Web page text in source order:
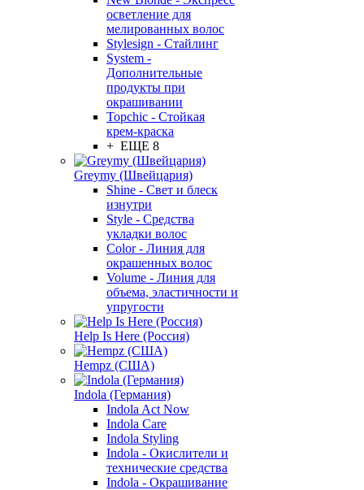
осветление для
мелированных волос
Stylesign - Стайлинг
System -
Дополнительные
продукты при
окрашивании
Topchic - Стойкая
крем-краска
+ ЕЩЕ 8
Greymy (Швейцария)
Shine - Свет и блеск
изнутри
Style - Средства
укладки волос
Color - Линия для
окрашенных волос
Volume - Линия для
объема, эластичности и
упругости
Help Is Here (Россия)
Hempz (США)
Indola (Германия)
Indola Act Now
Indola Care
Indola Styling
Indola - Окислители и
технические средства
Indola - Окрашивание